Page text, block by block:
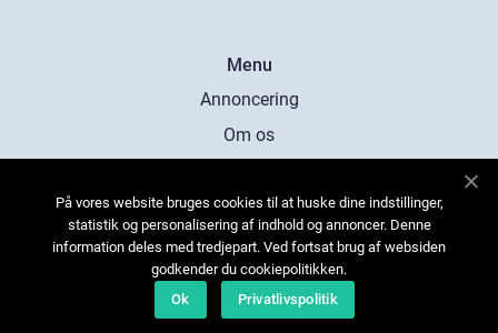
Menu
Annoncering
Om os
Kontakt os
Sitemap
På vores website bruges cookies til at huske dine indstillinger,
statistik og personalisering af indhold og annoncer. Denne
information deles med tredjepart. Ved fortsat brug af websiden
godkender du cookiepolitikken.
Ok
Privatlivspolitik